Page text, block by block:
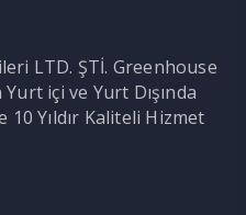
LTD. ŞTİ. Greenhouse
içi ve Yurt Dışında
Yıldır Kaliteli Hizmet